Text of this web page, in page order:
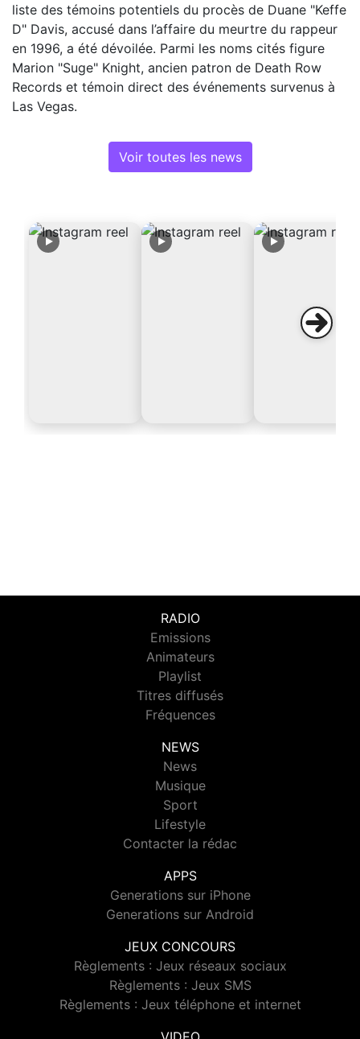
liste des témoins potentiels du procès de Duane "Keffe
D" Davis, accusé dans l’affaire du meurtre du rappeur
en 1996, a été dévoilée. Parmi les noms cités figure
Marion "Suge" Knight, ancien patron de Death Row
Records et témoin direct des événements survenus à
Las Vegas.
Voir toutes les news
RADIO
Emissions
Animateurs
Playlist
Titres diffusés
Fréquences
NEWS
News
Musique
Sport
Lifestyle
Contacter la rédac
APPS
Generations sur iPhone
Generations sur Android
JEUX CONCOURS
Règlements : Jeux réseaux sociaux
Règlements : Jeux SMS
Règlements : Jeux téléphone et internet